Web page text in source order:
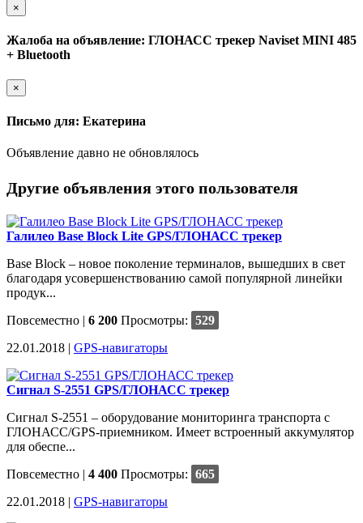
×
Жалоба на объявление: ГЛОНАСС трекер Naviset MINI 485
+ Bluetooth
×
Письмо для: Екатерина
Объявление давно не обновлялось
Другие объявления этого пользователя
Галилео Base Block Lite GPS/ГЛОНАСС трекер
Base Block – новое поколение терминалов, вышедших в свет
благодаря усовершенствованию самой популярной линейки
продук...
Повсеместно | 6 200 Просмотры: 529
22.01.2018 | GPS-навигаторы
Сигнал S-2551 GPS/ГЛОНАСС трекер
Сигнал S-2551 – оборудование мониторинга транспорта с
ГЛОНАСС/GPS-приемником. Имеет встроенный аккумулятор
для обеспе...
Повсеместно | 4 400 Просмотры: 665
22.01.2018 | GPS-навигаторы